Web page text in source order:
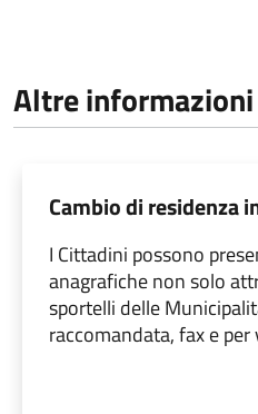
Altre
Cambio di residenza
I Cittadini possono
anagrafiche non solo
sportelli delle
raccomandata, fax e